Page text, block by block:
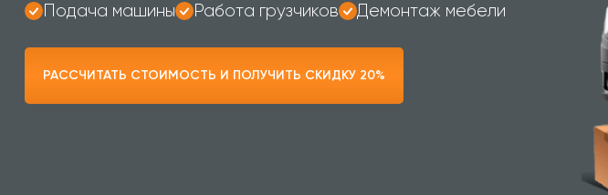
Подача машины Работа грузчиков Демонтаж мебели
РАССЧИТАТЬ СТОИМОСТЬ И ПОЛУЧИТЬ СКИДКУ 20%